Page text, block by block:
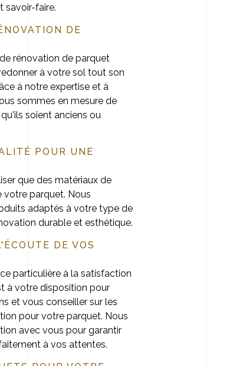
savoir-faire.
DE
rénovation de parquet
à votre sol tout son
à notre expertise et à
sommes en mesure de
soient anciens ou
POUR UNE
que des matériaux de
votre parquet. Nous
adaptés à votre type de
durable et esthétique.
DE VOS
particulière à la satisfaction
à votre disposition pour
et vous conseiller sur les
pour votre parquet. Nous
avec vous pour garantir
à vos attentes.